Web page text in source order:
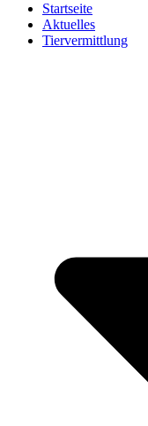
Startseite
Aktuelles
Tiervermittlung